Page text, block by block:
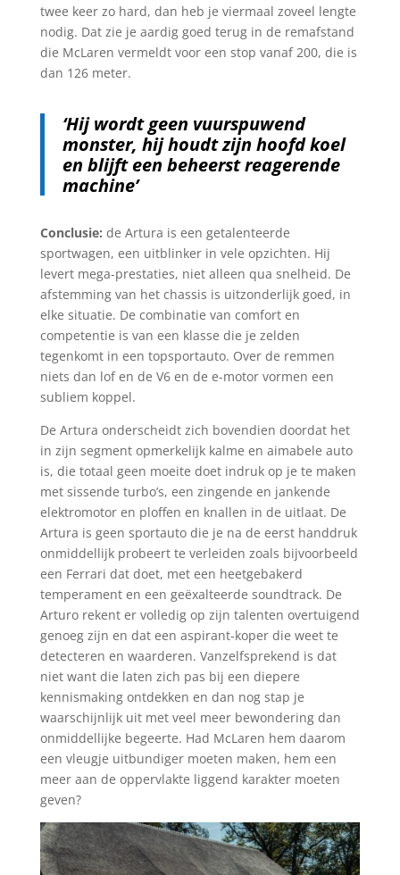
twee keer zo hard, dan heb je viermaal zoveel lengte
nodig. Dat zie je aardig goed terug in de remafstand
die McLaren vermeldt voor een stop vanaf 200, die is
dan 126 meter.
‘Hij wordt geen vuurspuwend
monster, hij houdt zijn hoofd koel
en blijft een beheerst reagerende
machine’
Conclusie: de Artura is een getalenteerde
sportwagen, een uitblinker in vele opzichten. Hij
levert mega-prestaties, niet alleen qua snelheid. De
afstemming van het chassis is uitzonderlijk goed, in
elke situatie. De combinatie van comfort en
competentie is van een klasse die je zelden
tegenkomt in een topsportauto. Over de remmen
niets dan lof en de V6 en de e-motor vormen een
subliem koppel.
De Artura onderscheidt zich bovendien doordat het
in zijn segment opmerkelijk kalme en aimabele auto
is, die totaal geen moeite doet indruk op je te maken
met sissende turbo’s, een zingende en jankende
elektromotor en ploffen en knallen in de uitlaat. De
Artura is geen sportauto die je na de eerst handdruk
onmiddellijk probeert te verleiden zoals bijvoorbeeld
een Ferrari dat doet, met een heetgebakerd
temperament en een geëxalteerde soundtrack. De
Arturo rekent er volledig op zijn talenten overtuigend
genoeg zijn en dat een aspirant-koper die weet te
detecteren en waarderen. Vanzelfsprekend is dat
niet want die laten zich pas bij een diepere
kennismaking ontdekken en dan nog stap je
waarschijnlijk uit met veel meer bewondering dan
onmiddellijke begeerte. Had McLaren hem daarom
een vleugje uitbundiger moeten maken, hem een
meer aan de oppervlakte liggend karakter moeten
geven?